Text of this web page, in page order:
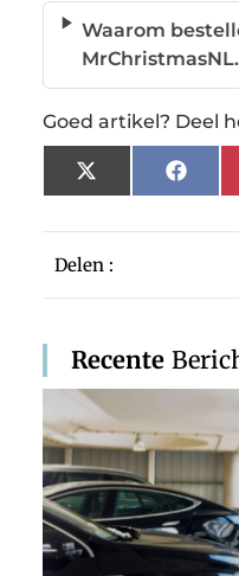
Delen :
Recente
Waarom
Goed artikel? Deel
X
(Twitter)